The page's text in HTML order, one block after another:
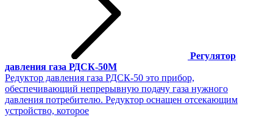
Регулятор
давления газа РДСК-50М
Редуктор давления газа РДСК-50 это прибор,
обеспечивающий непрерывную подачу газа нужного
давления потребителю. Редуктор оснащен отсекающим
устройство, которое